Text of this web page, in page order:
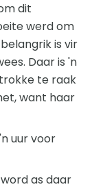
dit
werd om
belangrik is vir
Daar is 'n
te raak
want haar
uur voor
as daar